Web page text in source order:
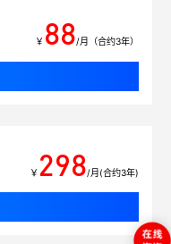
￥ 88/月（合约3年）
￥ 298/月(合约3年)